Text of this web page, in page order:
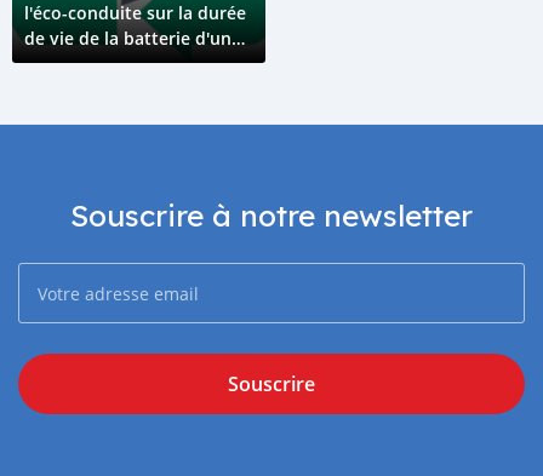
l'éco-conduite sur la durée
de vie de la batterie d'une
voiture électrique ?
Souscrire à notre newsletter
Souscrire